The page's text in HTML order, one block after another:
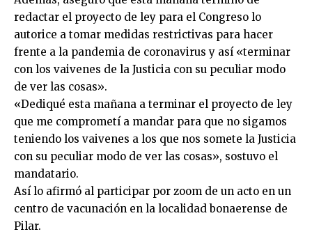
redactar el proyecto de ley para el Congreso lo
autorice a tomar medidas restrictivas para hacer
frente a la pandemia de coronavirus y así «terminar
con los vaivenes de la Justicia con su peculiar modo
de ver las cosas».
«Dediqué esta mañana a terminar el proyecto de ley
que me comprometí a mandar para que no sigamos
teniendo los vaivenes a los que nos somete la Justicia
con su peculiar modo de ver las cosas», sostuvo el
mandatario.
Así lo afirmó al participar por zoom de un acto en un
centro de vacunación en la localidad bonaerense de
Pilar.